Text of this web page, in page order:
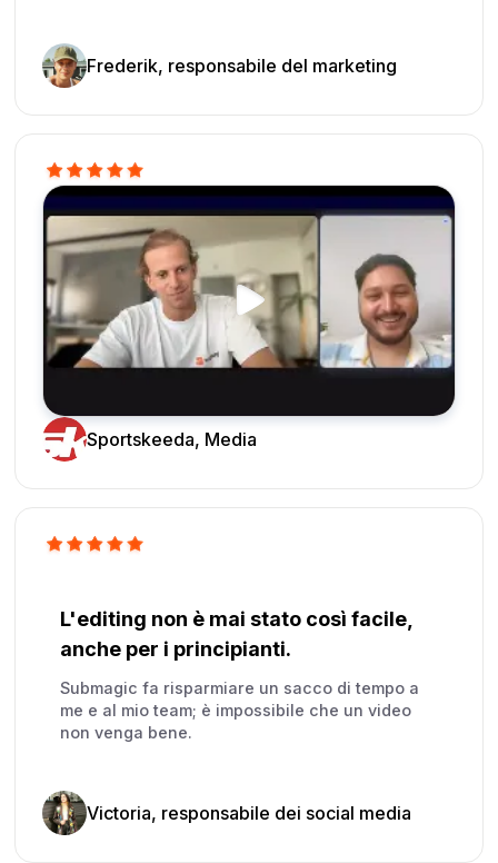
Frederik, responsabile del marketing
Sportskeeda, Media
L'editing non è mai stato così facile,
anche per i principianti.
Submagic fa risparmiare un sacco di tempo a
me e al mio team; è impossibile che un video
non venga bene.
Victoria, responsabile dei social media